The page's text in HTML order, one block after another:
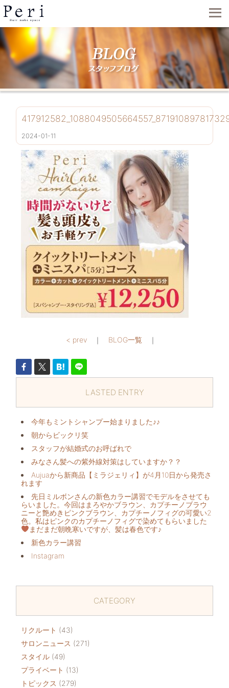
2024-01-11
< prev｜ BLOG一覧｜
LASTED ENTRY
今年もミントシャンプー始まりました♪♪
朝からビックリ️笑
スタッフが結婚式のお呼ばれで
みなさん髪への紫外線対策はしていますか？？
Aujuaから新商品【ミラジェリィ】が4月10日から発売さ
れます
先日ミルボンさんの新色カラー講習でモデルをさせても
らいました。今回はまろやかブラウン、カプチーノブラウ
ニーと艶めきピンクブラウン、カプチーノフィグの可愛い2
色。私はピンクのカプチーノフィグで染めてもらいました
まだまだ朝晩寒いですが、髪は春色です♪
新色カラー講習
Instagram
CATEGORY
リクルート (43)
サロンニュース (271)
スタイル (49)
プライベート (13)
トピックス (279)